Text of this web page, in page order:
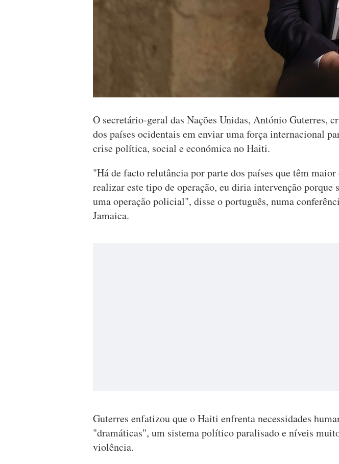
O secretário-geral das Nações Unidas, António Guterres,
dos países ocidentais em enviar uma força internacional
crise política, social e económica no Haiti.
"Há de facto relutância por parte dos países que têm maior
realizar este tipo de operação, eu diria intervenção porque
uma operação policial", disse o português, numa
Jamaica.
Guterres enfatizou que o Haiti enfrenta necessidades
"dramáticas", um sistema político paralisado e níveis
violência.